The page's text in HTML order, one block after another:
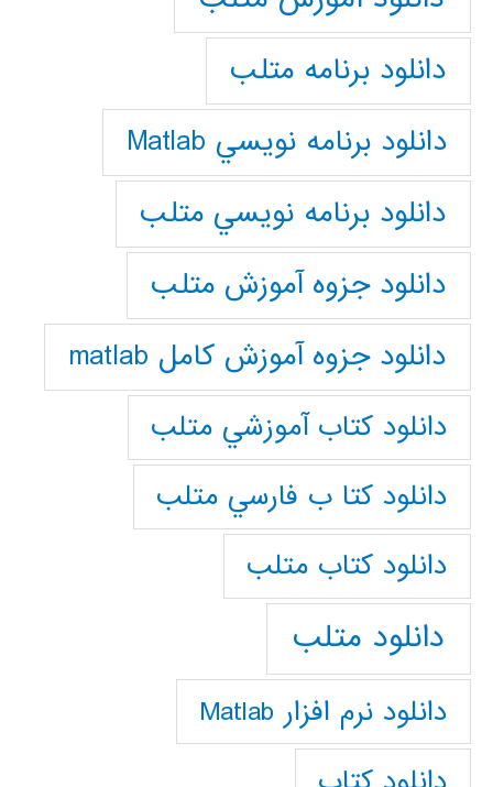
دانلود برنامه متلب
دانلود برنامه نويسي Matlab
دانلود برنامه نويسي متلب
دانلود جزوه آموزش متلب
دانلود جزوه آموزش کامل matlab
دانلود كتاب آموزشي متلب
دانلود كتا ب فارسي متلب
دانلود كتاب متلب
دانلود متلب
دانلود نرم افزار Matlab